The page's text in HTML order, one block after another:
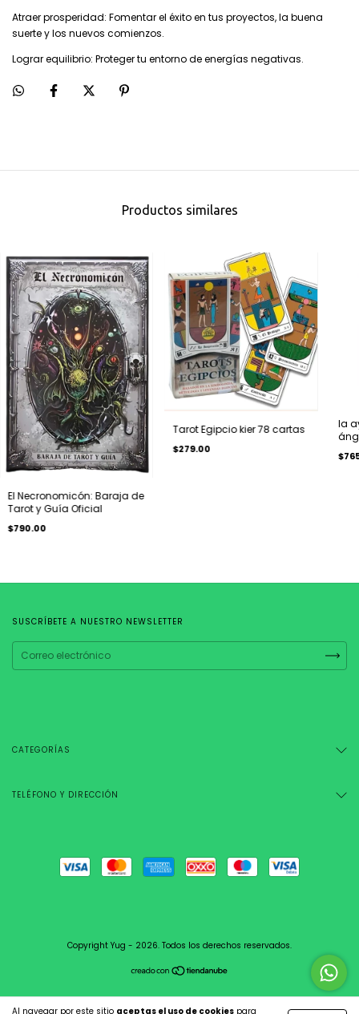
Al navegar por este sitio aceptas el uso de cookies para
Atraer prosperidad: Fomentar el éxito en tus proyectos, la buena
suerte y los nuevos comienzos.
Lograr equilibrio: Proteger tu entorno de energías negativas.
Productos similares
El Necronomicón: Baraja de
Tarot y Guía Oficial
$790.00
Tarot Egipcio kier 78 cartas
$279.00
la
SUSCRÍBETE A NUESTRO NEWSLETTER
CATEGORÍAS
TELÉFONO Y DIRECCIÓN
Copyright Yug - 2026. Todos los derechos reservados.